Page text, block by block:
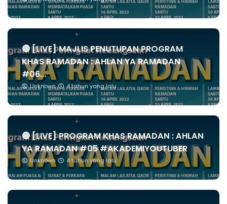
🔴 [LIVE] MAJLIS PENUTUPAN PROGRAM
KHAS RAMADAN : AHLAN YA RAMADAN
#06...
Unknown 4 tahun yang lalu
🔴 [LIVE] PROGRAM KHAS RAMADAN : AHLAN
YA RAMADAN #05 #AKADEMIYOUTUBER
Unknown 4 tahun yang lalu